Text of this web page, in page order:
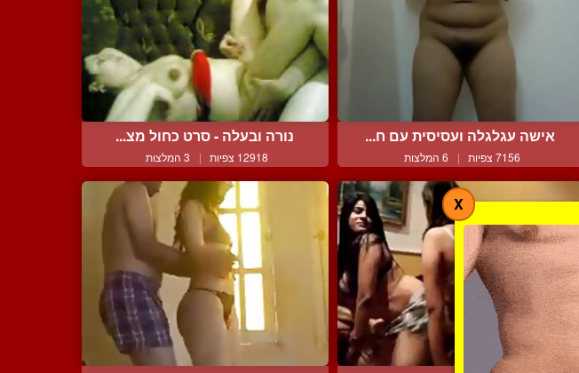
אישה עגלגלה ועסיסית עם ח...
7156 צפיות | 6 המלצות
נורה ובעלה - סרט כחול מצ...
12918 צפיות | 3 המלצות
X